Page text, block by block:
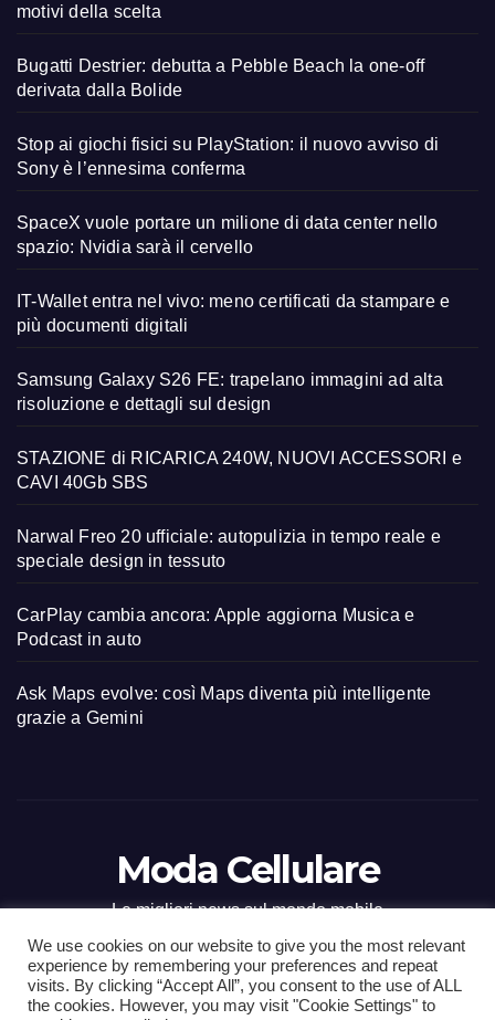
motivi della scelta
Bugatti Destrier: debutta a Pebble Beach la one-off
derivata dalla Bolide
Stop ai giochi fisici su PlayStation: il nuovo avviso di
Sony è l’ennesima conferma
SpaceX vuole portare un milione di data center nello
spazio: Nvidia sarà il cervello
IT-Wallet entra nel vivo: meno certificati da stampare e
più documenti digitali
Samsung Galaxy S26 FE: trapelano immagini ad alta
risoluzione e dettagli sul design
STAZIONE di RICARICA 240W, NUOVI ACCESSORI e
CAVI 40Gb SBS
Narwal Freo 20 ufficiale: autopulizia in tempo reale e
speciale design in tessuto
CarPlay cambia ancora: Apple aggiorna Musica e
Podcast in auto
Ask Maps evolve: così Maps diventa più intelligente
grazie a Gemini
Moda Cellulare
Le migliori news sul mondo mobile
Proudly powered by WordPress| Tema: Newsup diThemeansar
We use cookies on our website to give you the most relevant
experience by remembering your preferences and repeat
visits. By clicking “Accept All”, you consent to the use of ALL
the cookies. However, you may visit "Cookie Settings" to